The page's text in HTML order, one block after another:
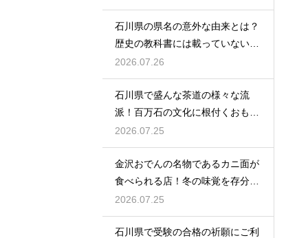
石川県の県名の意外な由来とは？
歴史の教科書には載っていない興
味深い話
2026.07.26
石川県で盛んな茶道の様々な流
派！百万石の文化に根付くおもて
なしの心
2026.07.25
金沢おでんの名物であるカニ面が
食べられる店！冬の味覚を存分に
味わう
2026.07.25
石川県で受験の合格の祈願にご利